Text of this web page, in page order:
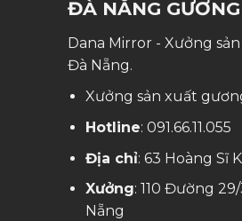
ĐÀ NẴNG
Dana Mirror - Xưởng
Đà Nẵng.
Xưởng sản xuất
Hotline:091.66.11.055
Địa chỉ: 63 Hoàng Sĩ
Xưởng: 110 Đường
Nẵng